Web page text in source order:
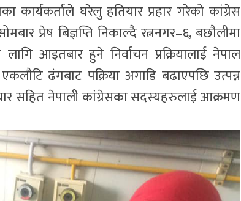
कार्यकर्ताले घरेलु हतियार प्रहार गरेको कांग्रेस
प्रेष बिज्ञप्ति निकाल्दै रत्ननगर–६, बछौलीमा
आइतबार हुने निर्वाचन प्रक्रियालाई नेपाल
ढंगबाट पक्रिया अगाडि बढाएपछि उत्पन्न
सहित नेपाली कांग्रेसका सदस्यहरुलाई आक्रमण